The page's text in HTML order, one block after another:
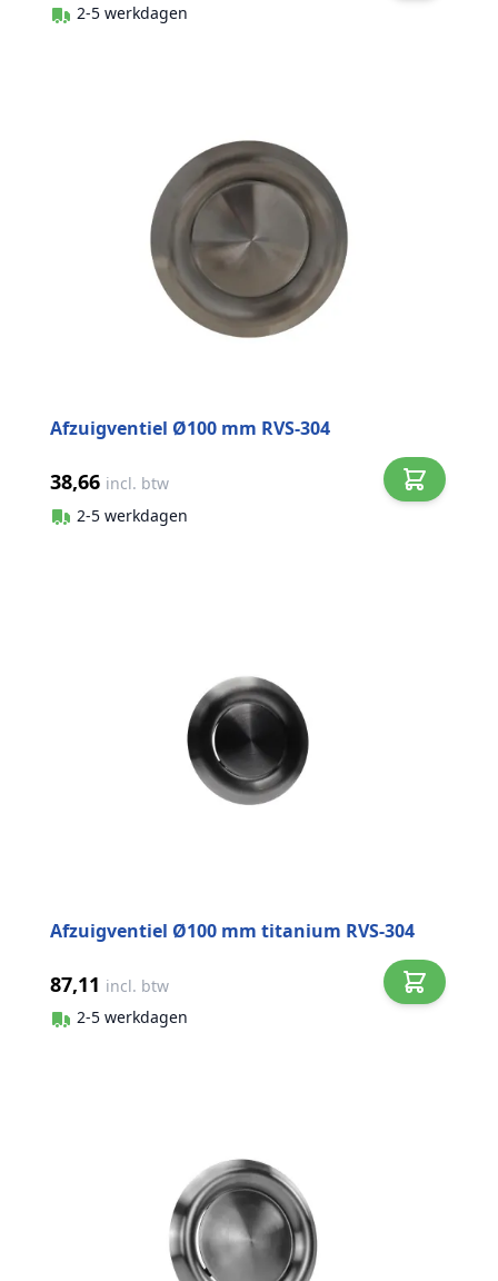
2-5 werkdagen
Afzuigventiel Ø100 mm RVS-304
38,66 incl. btw
2-5 werkdagen
Afzuigventiel Ø100 mm titanium RVS-304
87,11 incl. btw
2-5 werkdagen